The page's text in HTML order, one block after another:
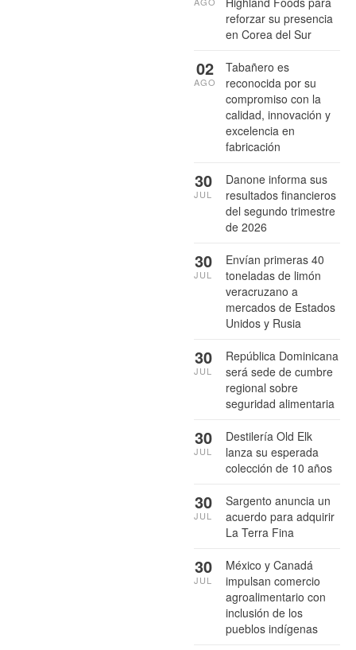
reforzar su presencia
en Corea del Sur
Tabañero es
reconocida por su
compromiso con la
calidad, innovación y
excelencia en
fabricación
02
AGO
Danone informa sus
resultados financieros
del segundo trimestre
de 2026
30
JUL
Envían primeras 40
toneladas de limón
veracruzano a
mercados de Estados
Unidos y Rusia
30
JUL
República Dominicana
será sede de cumbre
regional sobre
seguridad alimentaria
30
JUL
Destilería Old Elk
lanza su esperada
colección de 10 años
30
JUL
Sargento anuncia un
acuerdo para adquirir
La Terra Fina
30
JUL
México y Canadá
impulsan comercio
agroalimentario con
inclusión de los
pueblos indígenas
30
JUL